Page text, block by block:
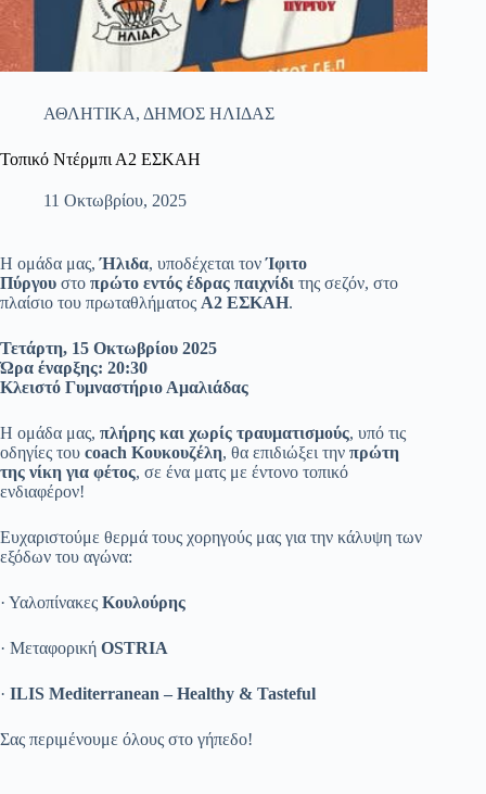
ΑΘΛΗΤΙΚΑ, ΔΗΜΟΣ ΗΛΙΔΑΣ
Τοπικό Ντέρμπι Α2 ΕΣΚΑΗ
11 Οκτωβρίου, 2025
Η ομάδα μας,Ήλιδα, υποδέχεται τονΊφιτο
Πύργου στο πρώτο εντός έδρας παιχνίδι της σεζόν, στο
πλαίσιο του πρωταθλήματος Α2 ΕΣΚΑΗ.
Τετάρτη, 15 Οκτωβρίου 2025
Ώρα έναρξης: 20:30
Κλειστό Γυμναστήριο Αμαλιάδας
Η ομάδα μας, πλήρης και χωρίς τραυματισμούς, υπό τις
οδηγίες του coach Κουκουζέλη, θα επιδιώξει την πρώτη
της νίκη για φέτος, σε ένα ματς με έντονο τοπικό
ενδιαφέρον!
Ευχαριστούμε θερμά τους χορηγούς μας για την κάλυψη των
εξόδων του αγώνα:
· Υαλοπίνακες Κουλούρης
· Μεταφορική OSTRIA
· ILIS Mediterranean – Healthy & Tasteful
Σας περιμένουμε όλους στο γήπεδο!